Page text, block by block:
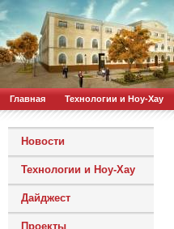
Главная Технологии и Ноу-Хау
Новости
Технологии и Ноу-Хау
Дайджест
Проекты